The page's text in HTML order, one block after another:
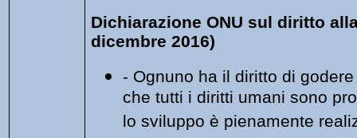
Dichiarazione ONU sul diritto
dicembre 2016)
- Ognuno ha il diritto di
che tutti i diritti umani sono
lo sviluppo è pienamente